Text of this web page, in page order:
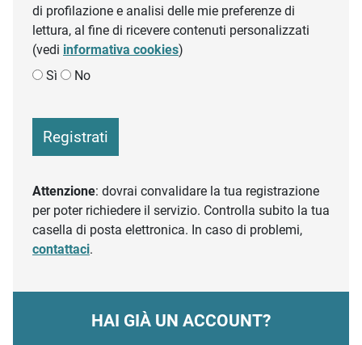
di profilazione e analisi delle mie preferenze di
lettura, al fine di ricevere contenuti personalizzati
(vedi informativa cookies)
Sì
No
Registrati
Attenzione: dovrai convalidare la tua registrazione
per poter richiedere il servizio. Controlla subito la tua
casella di posta elettronica. In caso di problemi,
contattaci.
HAI GIÀ UN ACCOUNT?